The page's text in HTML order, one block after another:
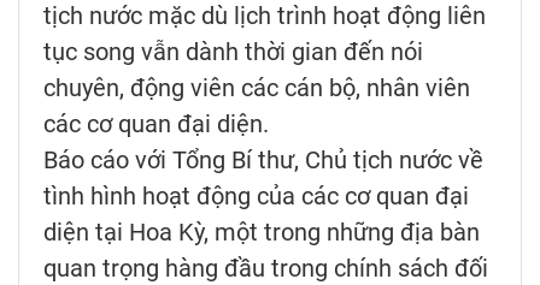
tịch nước mặc dù lịch trình hoạt động liên
tục song vẫn dành thời gian đến nói
chuyên, động viên các cán bộ, nhân viên
các cơ quan đại diện.
Báo cáo với Tổng Bí thư, Chủ tịch nước về
tình hình hoạt động của các cơ quan đại
diện tại Hoa Kỳ, một trong những địa bàn
quan trọng hàng đầu trong chính sách đối